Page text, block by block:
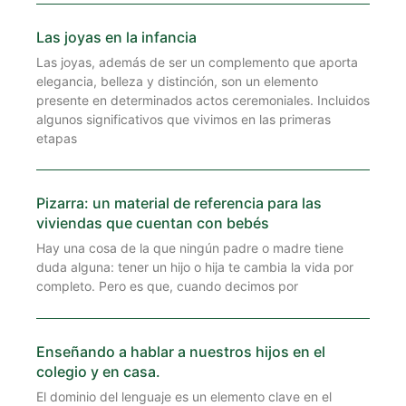
Las joyas en la infancia
Las joyas, además de ser un complemento que aporta
elegancia, belleza y distinción, son un elemento
presente en determinados actos ceremoniales. Incluidos
algunos significativos que vivimos en las primeras
etapas
Pizarra: un material de referencia para las
viviendas que cuentan con bebés
Hay una cosa de la que ningún padre o madre tiene
duda alguna: tener un hijo o hija te cambia la vida por
completo. Pero es que, cuando decimos por
Enseñando a hablar a nuestros hijos en el
colegio y en casa.
El dominio del lenguaje es un elemento clave en el